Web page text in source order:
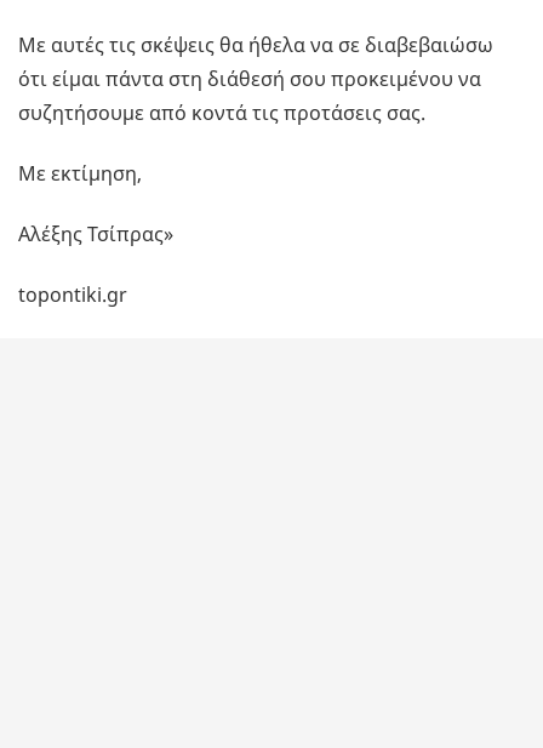
Με αυτές τις σκέψεις θα ήθελα να σε διαβεβαιώσω
ότι είμαι πάντα στη διάθεσή σου προκειμένου να
συζητήσουμε από κοντά τις προτάσεις σας.
Με εκτίμηση,
Αλέξης Τσίπρας»
topontiki.gr